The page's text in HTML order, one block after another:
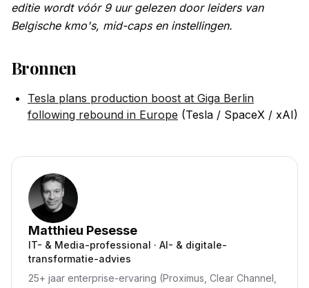
editie wordt vóór 9 uur gelezen door leiders van
Belgische kmo's, mid-caps en instellingen.
Bronnen
Tesla plans production boost at Giga Berlin
following rebound in Europe (Tesla / SpaceX / xAI)
Matthieu Pesesse
IT- & Media-professional · AI- & digitale-
transformatie-advies
25+ jaar enterprise-ervaring (Proximus, Clear Channel,